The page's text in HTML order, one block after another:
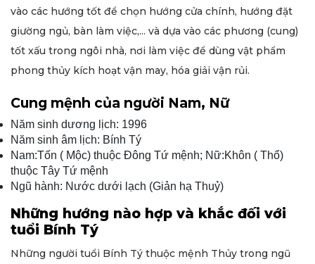
vào các hướng tốt để chọn hướng cửa chính, hướng đặt
giường ngủ, bàn làm việc,... và dựa vào các phương (cung)
tốt xấu trong ngôi nhà, nơi làm việc để dùng vật phẩm
phong thủy kích hoạt vận may, hóa giải vận rủi.
Cung mệnh của người Nam, Nữ
Năm sinh dương lịch: 1996
Năm sinh âm lịch: Bính Tý
Nam:Tốn ( Mộc) thuộc Đông Tứ mệnh; Nữ:Khôn ( Thổ)
thuộc Tây Tứ mệnh
Ngũ hành: Nước dưới lạch (Giản hạ Thuỷ)
Những hướng nào hợp và khắc đối với
tuổi Bính Tý
Những người tuổi Bính Tý thuộc mệnh Thủy trong ngũ